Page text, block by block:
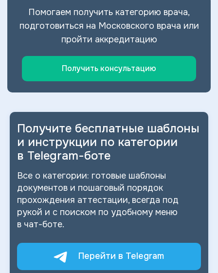
Помогаем получить категорию врача,
подготовиться на Московского врача или
пройти аккредитацию
Получить консультацию
Получите бесплатные шаблоны
и инструкции по категории
в Telegram-боте
Все о категории: готовые шаблоны
документов и пошаговый порядок
прохождения аттестации, всегда под
рукой и с поиском по удобному меню
в чат-боте.
Перейти в Telegram